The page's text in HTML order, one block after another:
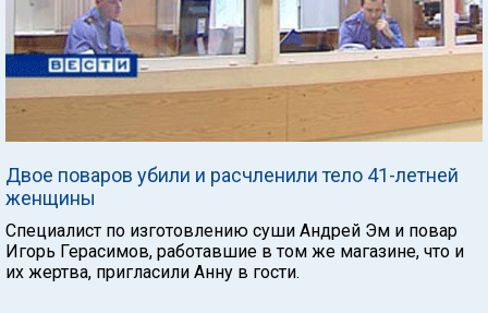
Двое поваров убили и расчленили тело 41-летней
женщины
Специалист по изготовлению суши Андрей Эм и повар
Игорь Герасимов, работавшие в том же магазине, что и
их жертва, пригласили Анну в гости.